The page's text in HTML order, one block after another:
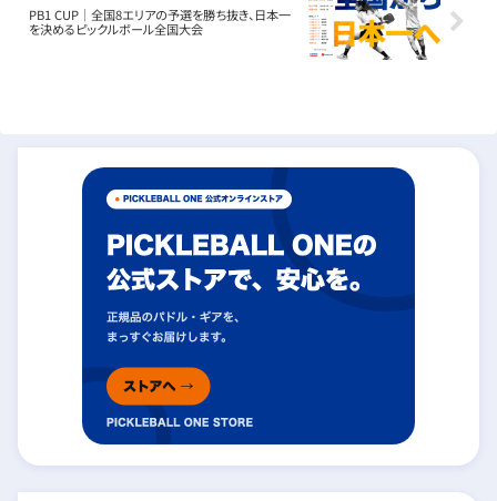
PB1 CUP｜全国8エリアの予選を勝ち抜き、日本一
を決めるピックルボール全国大会